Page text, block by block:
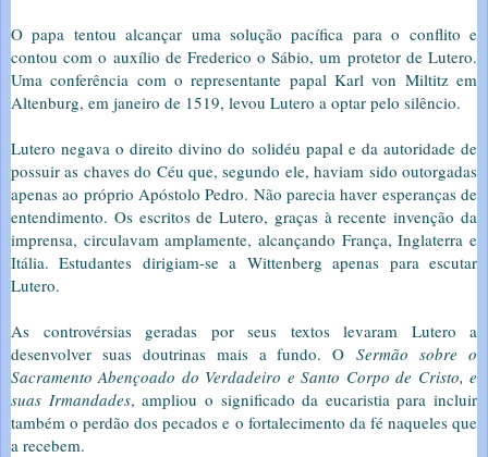
O papa tentou alcançar uma solução pacífica para o conflito e
contou com o auxílio de Frederico o Sábio, um protetor de Lutero.
Uma conferência com o representante papal Karl von Miltitz em
Altenburg, em janeiro de 1519, levou Lutero a optar pelo silêncio.
Lutero negava o direito divino do solidéu papal e da autoridade de
possuir as chaves do Céu que, segundo ele, haviam sido outorgadas
apenas ao próprio Apóstolo Pedro. Não parecia haver esperanças de
entendimento. Os escritos de Lutero, graças à recente invenção da
imprensa, circulavam amplamente, alcançando França, Inglaterra e
Itália. Estudantes dirigiam-se a Wittenberg apenas para escutar
Lutero.
As controvérsias geradas por seus textos levaram Lutero a
desenvolver suas doutrinas mais a fundo. OSermão sobre o
Sacramento Abençoado do Verdadeiro e Santo Corpo de Cristo, e
suas Irmandades, ampliou o significado da eucaristia para incluir
também o perdão dos pecados e o fortalecimento da fé naqueles que
a recebem.